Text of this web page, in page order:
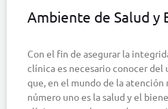
Ambiente de Salud y
Con el fin de asegurar la
clínica es necesario conocer del
que, en el mundo de la atención
número uno es la salud y el